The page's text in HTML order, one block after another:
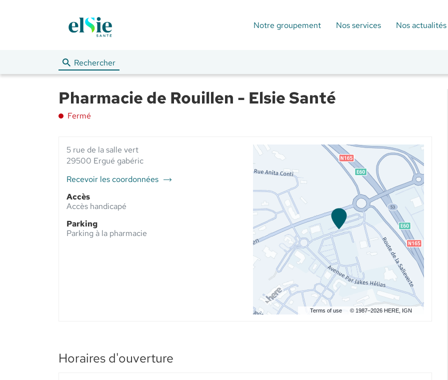
Notre groupement Nos services Nos actualités
Rechercher
Pharmacie de Rouillen - Elsie Santé
Fermé
5 rue de la salle vert
29500 Ergué gabéric
Recevoir les coordonnées
du
point
de
Pharmacie
de
Terms of use © 1987–2026 HERE, IGN
Accès
Accès handicapé
Parking
Parking à la pharmacie
Horaires d'ouverture